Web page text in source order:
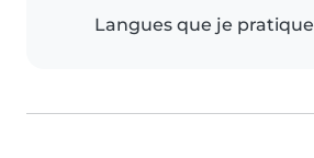
Langues que je pratique